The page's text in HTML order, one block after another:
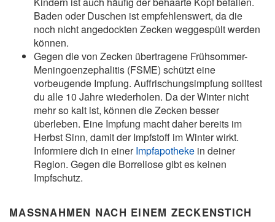
Baden oder Duschen ist empfehlenswert, da die
noch nicht angedockten Zecken weggespült werden
können.
Gegen die von Zecken übertragene Frühsommer-
Meningoenzephalitis (FSME) schützt eine
vorbeugende Impfung. Auffrischungsimpfung solltest
du alle 10 Jahre wiederholen. Da der Winter nicht
mehr so kalt ist, können die Zecken besser
überleben. Eine Impfung macht daher bereits im
Herbst Sinn, damit der Impfstoff im Winter wirkt.
Informiere dich in einerImpfapotheke in deiner
Region. Gegen die Borreliose gibt es keinen
Impfschutz.
MASSNAHMEN NACH EINEM ZECKENSTICH